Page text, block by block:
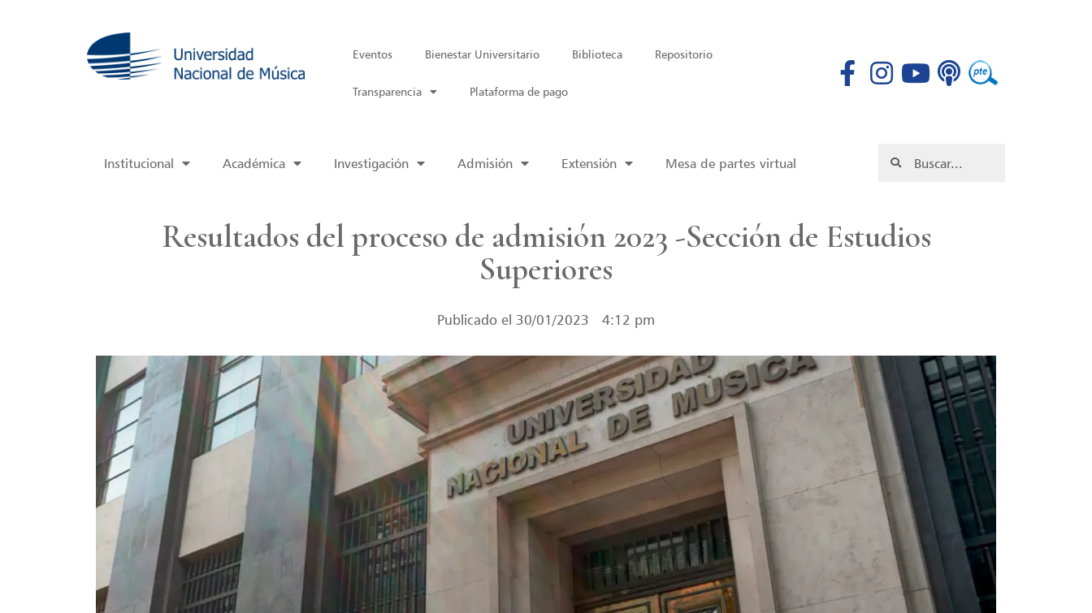
Eventos Bienestar Universitario Biblioteca Repositorio
Transparencia Plataforma de pago
Institucional Académica Investigación Admisión Extensión Mesa de partes virtual
Resultados del proceso de admisión 2023 -Sección de Estudios
Superiores
Publicado el 30/01/2023 4:12 pm